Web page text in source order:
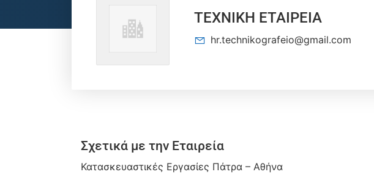
ΤΕΧΝΙΚΗ ΕΤΑΙΡΕΙΑ
hr.technikografeio@gmail.com
Σχετικά με την Εταιρεία
Κατασκευαστικές Εργασίες Πάτρα – Αθήνα